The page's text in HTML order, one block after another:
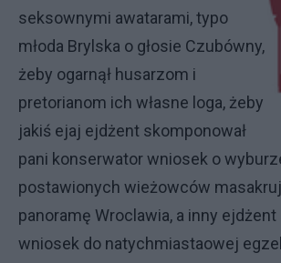
seksownymi awatarami, typo
młoda Brylska o głosie Czubówny,
żeby ogarnął husarzom i
pretorianom ich własne loga, żeby
jakiś ejaj ejdżent skomponował
pani konserwator wniosek o
postawionych wieżowców
panoramę Wroclawia, a inny ejdżent
wniosek do natychmiastaowej